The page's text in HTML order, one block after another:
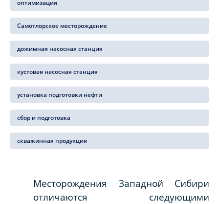
оптимизация
Самотлорское месторождение
дожимная насосная станция
кустовая насосная станция
установка подготовки нефти
сбор и подготовка
скважинная продукция
Месторождения Западной Сибири
отличаются следующими